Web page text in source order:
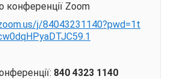
конференції Zoom
j/84043231140?pwd=1t
840 4323 1140